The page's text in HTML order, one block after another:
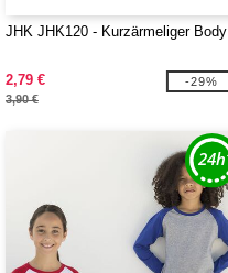
JHK JHK120 - Kurzärmeliger Body
2,79 €
3,90 €
-29%